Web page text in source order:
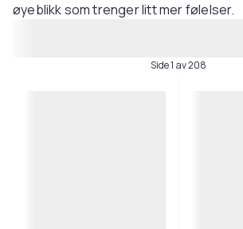
øyeblikk som trenger litt mer følelser.
Side 1 av 208